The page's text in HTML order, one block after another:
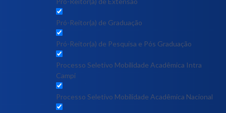
Pró-Reitor(a) de Graduação
Pró-Reitor(a) de Pesquisa e Pós Graduação
Processo Seletivo Mobilidade Acadêmica Intra
Campi
Processo Seletivo Mobilidade Acadêmica Nacional